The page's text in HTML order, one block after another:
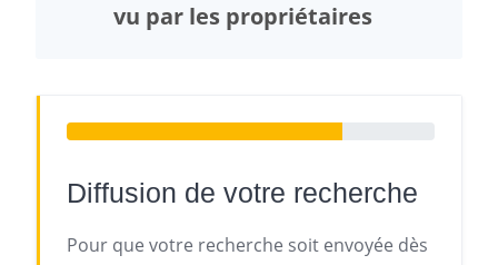
vu par les propriétaires
Diffusion de votre recherche
Pour que votre recherche soit envoyée dès